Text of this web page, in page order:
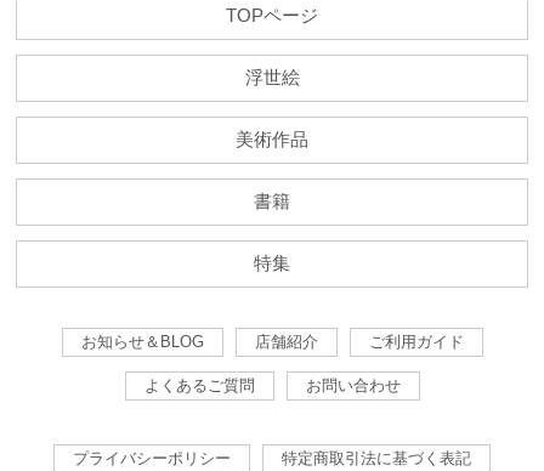
TOPページ
浮世絵
美術作品
書籍
特集
お知らせ＆BLOG 店舗紹介 ご利用ガイド
よくあるご質問 お問い合わせ
プライバシーポリシー 特定商取引法に基づく表記